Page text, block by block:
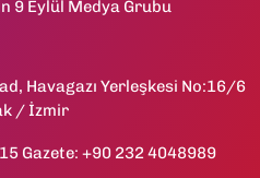
9 Eylül Medya Grubu
Havagazı Yerleşkesi No:16/6
/ İzmir
Gazete: +90 232 4048989